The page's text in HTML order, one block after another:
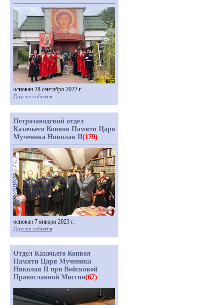
основан 28 сентября 2022 г.
Другие события
Петрозаводский отдел
Казачьего Конвоя Памяти Царя
Мученика Николая II(179)
основан 7 января 2023 г.
Другие события
Отдел Казачьего Конвоя
Памяти Царя Мученика
Николая II при Войсковой
Православной Миссии(67)